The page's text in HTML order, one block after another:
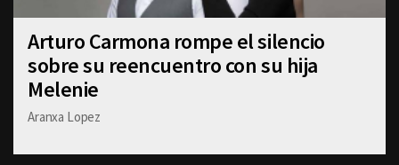
Arturo Carmona rompe el silencio
sobre su reencuentro con su hija
Melenie
Aranxa Lopez